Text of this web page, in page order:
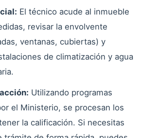
El técnico acude al inmueble
revisar la envolvente
ventanas, cubiertas) y
de climatización y agua
Utilizando programas
el Ministerio, se procesan los
la calificación. Si necesitas